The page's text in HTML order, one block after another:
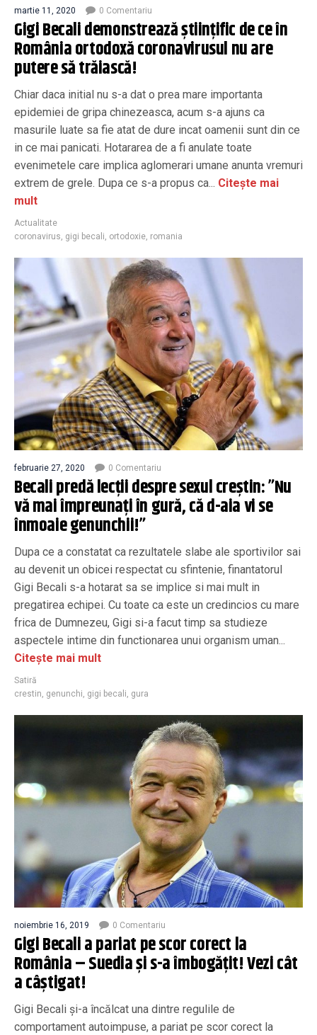
martie 11, 2020 0 Comentariu
Gigi Becali demonstrează științific de ce în
România ortodoxă coronavirusul nu are
putere să trăiască!
Chiar daca initial nu s-a dat o prea mare importanta
epidemiei de gripa chinezeasca, acum s-a ajuns ca
masurile luate sa fie atat de dure incat oamenii sunt din ce
in ce mai panicati. Hotararea de a fi anulate toate
evenimetele care implica aglomerari umane anunta vremuri
extrem de grele. Dupa ce s-a propus ca... Citește mai
mult
Actualitate
coronavirus, gigi becali, ortodoxie, romania
februarie 27, 2020 0 Comentariu
Becali predă lecții despre sexul creștin: ”Nu
vă mai împreunați în gură, că d-aia vi se
înmoaie genunchii!”
Dupa ce a constatat ca rezultatele slabe ale sportivilor sai
au devenit un obicei respectat cu sfintenie, finantatorul
Gigi Becali s-a hotarat sa se implice si mai mult in
pregatirea echipei. Cu toate ca este un credincios cu mare
frica de Dumnezeu, Gigi si-a facut timp sa studieze
aspectele intime din functionarea unui organism uman...
Citește mai mult
Satiră
crestin, genunchi, gigi becali, gura
noiembrie 16, 2019 0 Comentariu
Gigi Becali a pariat pe scor corect la
România – Suedia și s-a îmbogățit! Vezi cât
a câștigat!
Gigi Becali și-a încălcat una dintre regulile de
comportament autoimpuse, a pariat pe scor corect la